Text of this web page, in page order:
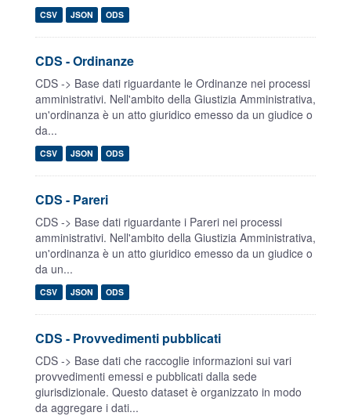
CSV JSON ODS
CDS - Ordinanze
CDS -> Base dati riguardante le Ordinanze nei processi
amministrativi. Nell'ambito della Giustizia Amministrativa,
un'ordinanza è un atto giuridico emesso da un giudice o
da...
CSV JSON ODS
CDS - Pareri
CDS -> Base dati riguardante i Pareri nei processi
amministrativi. Nell'ambito della Giustizia Amministrativa,
un'ordinanza è un atto giuridico emesso da un giudice o
da un...
CSV JSON ODS
CDS - Provvedimenti pubblicati
CDS -> Base dati che raccoglie informazioni sui vari
provvedimenti emessi e pubblicati dalla sede
giurisdizionale. Questo dataset è organizzato in modo
da aggregare i dati...